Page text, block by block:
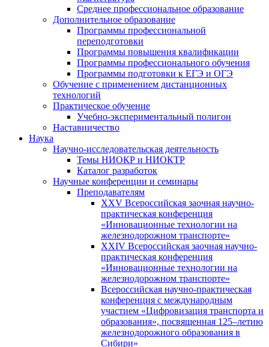
Среднее профессиональное образование
Дополнительное образование
Программы профессиональной
переподготовки
Программы повышения квалификации
Программы профессионального обучения
Программы подготовки к ЕГЭ и ОГЭ
Обучение с применением дистанционных
технологий
Практическое обучение
Учебно-экспериментальный полигон
Наставничество
Наука
Научно-исследовательская деятельность
Темы НИОКР и НИОКТР
Каталог разработок
Научные конференции и семинары
Преподавателям
XXV Всероссийская заочная научно-
практическая конференция
«Инновационные технологии на
железнодорожном транспорте»
XXIV Всероссийская заочная научно-
практическая конференция
«Инновационные технологии на
железнодорожном транспорте»
Всероссийская научно-практическая
конференция с международным
участием «Цифровизация транспорта и
образования», посвященная 125–летию
железнодорожного образования в
Сибири»